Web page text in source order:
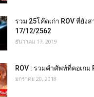
รวม 25โค๊ดเก่า ROV ที่ยัง
17/12/2562
ธันวาคม 17, 2019
ROV : รวมคำศัพท์ที่คอเกม
มกราคม 20, 2018